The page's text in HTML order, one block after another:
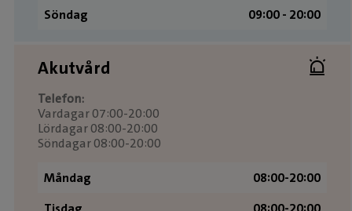
Söndag
09:00 ­- 20:00
Akutvård
Telefon:
Vardagar 07:00-20:00
Lördagar 08:00-20:00
Söndagar 08:00-20:00
Måndag
08:00-20:00